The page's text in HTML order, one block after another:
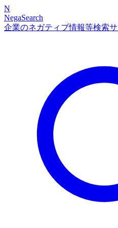
N
NegaSearch
企業のネガティブ情報等検索サ